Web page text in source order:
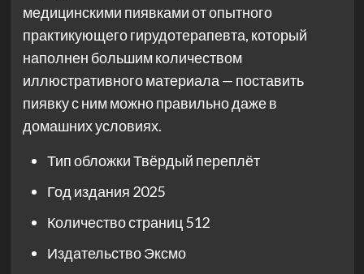
медицинскими пиявками от опытного
практикующего гирудотерапевта, который
наполнен большим количеством
иллюстративного материала — поставить
пиявку с ним можно правильно даже в
домашних условиях.
Тип обложкиТвёрдый переплёт
Год издания 2025
Количество страниц512
ИздательствоЭксмо